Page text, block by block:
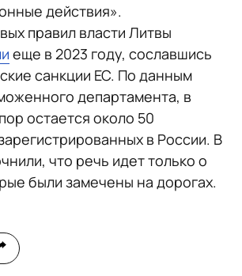
действия».
правил власти Литвы
еще в 2023 году, сославшись
санкции ЕС. По данным
департамента, в
остается около 50
в России. В
что речь идет только о
были замечены на дорогах.